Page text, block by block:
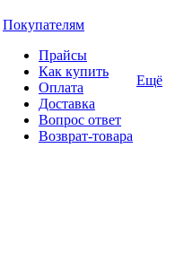
Покупателям
Прайсы
Как купить
Оплата
Доставка
Вопрос ответ
Возврат-товара
Ещё